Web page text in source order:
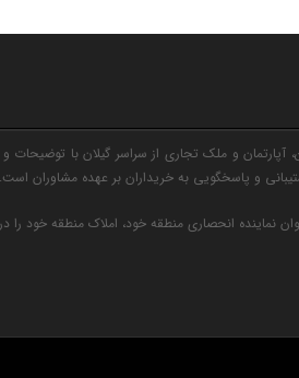
آپارتمان و ملک تجاری از سراسر گیلان با توضیحات و
و پاسخگویی به خریداران بر عهده مشاوران است.
نماینده انحصاری منطقه خود، املاک منطقه خود را